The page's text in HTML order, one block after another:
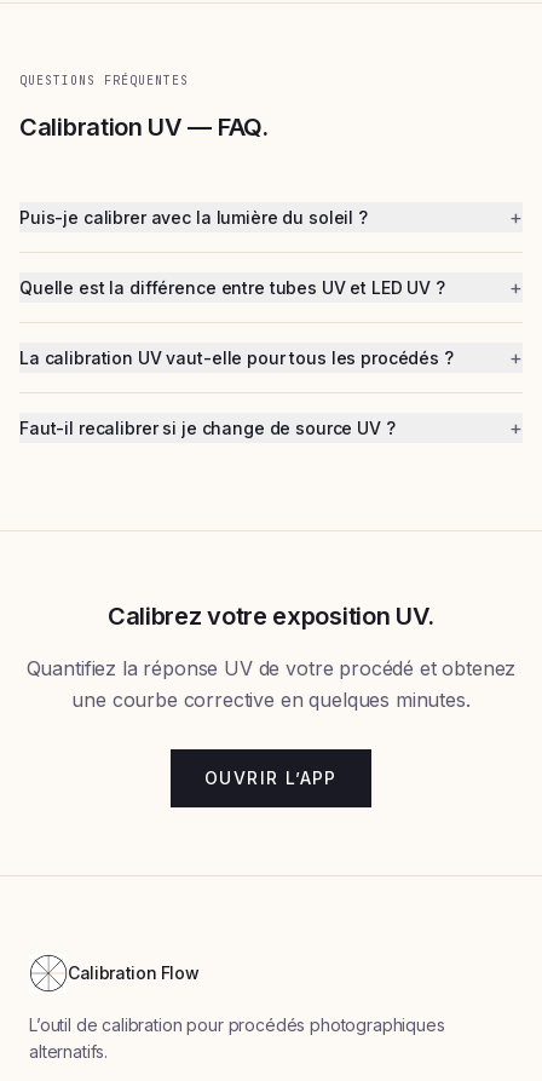
QUESTIONS FRÉQUENTES
Calibration UV — FAQ.
Puis-je calibrer avec la lumière du soleil ? +
Quelle est la différence entre tubes UV et LED UV ? +
La calibration UV vaut-elle pour tous les procédés ? +
Faut-il recalibrer si je change de source UV ? +
Calibrez votre exposition UV.
Quantifiez la réponse UV de votre procédé et obtenez
une courbe corrective en quelques minutes.
OUVRIR L’APP
Calibration Flow
L’outil de calibration pour procédés photographiques
alternatifs.